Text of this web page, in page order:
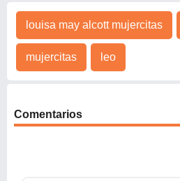
louisa may alcott mujercitas
mujercitas leo
Comentarios